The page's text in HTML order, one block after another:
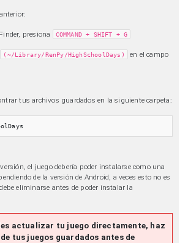
presiona COMMAND + SHIFT + G
(~/Library/RenPy/HighSchoolDays)
en el campo
tus archivos guardados en la siguiente carpeta:
el juego debería poder instalarse como una
de la versión de Android, a veces esto no es
eliminarse antes de poder instalar la
actualizar tu juego directamente, haz
tus juegos guardados antes de